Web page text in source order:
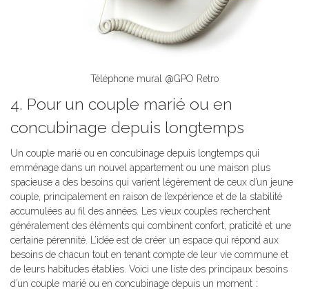
Téléphone mural @GPO Retro
4. Pour un couple marié ou en
concubinage depuis longtemps
Un couple marié ou en concubinage depuis longtemps qui
emménage dans un nouvel appartement ou une maison plus
spacieuse a des besoins qui varient légèrement de ceux d’un jeune
couple, principalement en raison de l’expérience et de la stabilité
accumulées au fil des années. Les vieux couples recherchent
généralement des éléments qui combinent confort, praticité et une
certaine pérennité. L’idée est de créer un espace qui répond aux
besoins de chacun tout en tenant compte de leur vie commune et
de leurs habitudes établies. Voici une liste des principaux besoins
d’un couple marié ou en concubinage depuis un moment :